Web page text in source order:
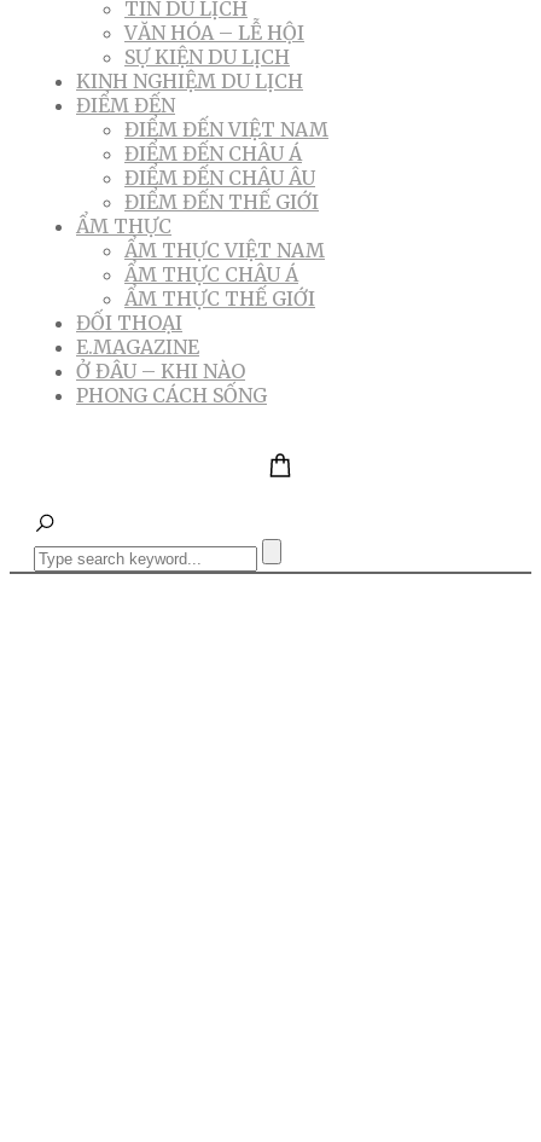
TIN DU LỊCH
VĂN HÓA – LỄ HỘI
SỰ KIỆN DU LỊCH
KINH NGHIỆM DU LỊCH
ĐIỂM ĐẾN
ĐIỂM ĐẾN VIỆT NAM
ĐIỂM ĐẾN CHÂU Á
ĐIỂM ĐẾN CHÂU ÂU
ĐIỂM ĐẾN THẾ GIỚI
ẨM THỰC
ẨM THỰC VIỆT NAM
ẨM THỰC CHÂU Á
ẨM THỰC THẾ GIỚI
ĐỐI THOẠI
E.MAGAZINE
Ở ĐÂU – KHI NÀO
PHONG CÁCH SỐNG